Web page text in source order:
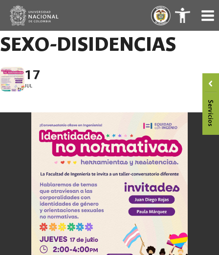
content
. .
SEXO-DISIDENCIAS
17
JUL